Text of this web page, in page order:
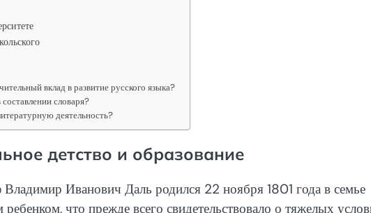
вклад в развитие русского языка?
словаря?
деятельность?
детство и образование
Владимир Иванович Даль родился 22 ноября 1801 года в семье
что прежде всего свидетельствовало о тяжелых